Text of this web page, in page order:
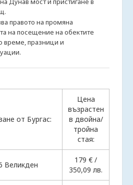
правото на промяна
на посещение на обектите
време, празници и
от Бургас:
Цена
възрастен
в двойна/
тройна
стая:
Великден
179 € /
350,09 лв.